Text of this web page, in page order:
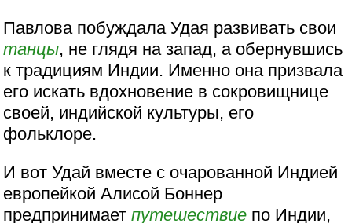
Павлова побуждала Удая развивать свои
танцы, не глядя на запад, а обернувшись
к традициям Индии. Именно она призвала
его искать вдохновение в сокровищнице
своей, индийской культуры, его
фольклоре.
И вот Удай вместе с очарованной Индией
европейкой Алисой Боннер
предпринимаетпутешествие по Индии,